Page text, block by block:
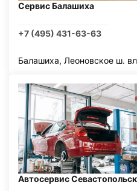
Сервис Балашиха
+7 (495) 431-63-63
Балашиха, Леоновское ш.
Автосервис